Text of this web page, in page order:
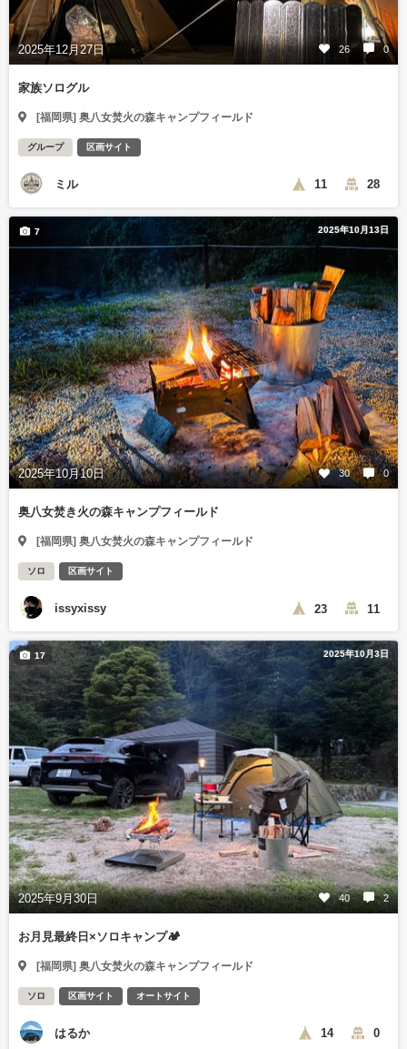
2025年12月27日 26 0
家族ソログル
[福岡県] 奥八女焚火の森キャンプフィールド
グループ 区画サイト
ミル 11 28
2025年10月13日
2025年10月10日 30 0
7
奥八女焚き火の森キャンプフィールド
[福岡県] 奥八女焚火の森キャンプフィールド
ソロ 区画サイト
issyxissy 23 11
2025年10月3日
2025年9月30日 40 2
17
お月見最終日×ソロキャンプ🏕
[福岡県] 奥八女焚火の森キャンプフィールド
ソロ 区画サイト オートサイト
はるか 14 0